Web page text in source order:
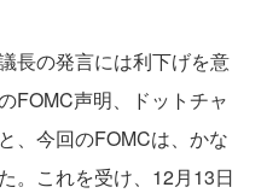
長の発言には利下げを意
FOMC声明、ドットチャ
、今回のFOMCは、かな
。これを受け、12月13日